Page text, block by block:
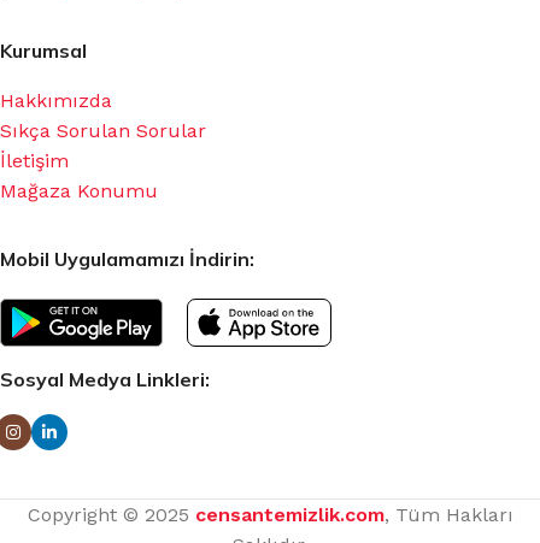
Kurumsal
Hakkımızda
Sıkça Sorulan Sorular
İletişim
Mağaza Konumu
Mobil Uygulamamızı İndirin:
Sosyal Medya Linkleri:
Copyright © 2025 censantemizlik.com, Tüm Hakları